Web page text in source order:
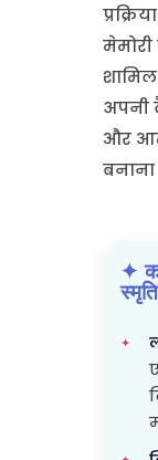
शामिल
अपनी
और
बनाना
✦